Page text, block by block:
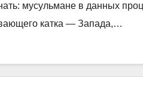
мусульмане в данных
катка — Запада,…